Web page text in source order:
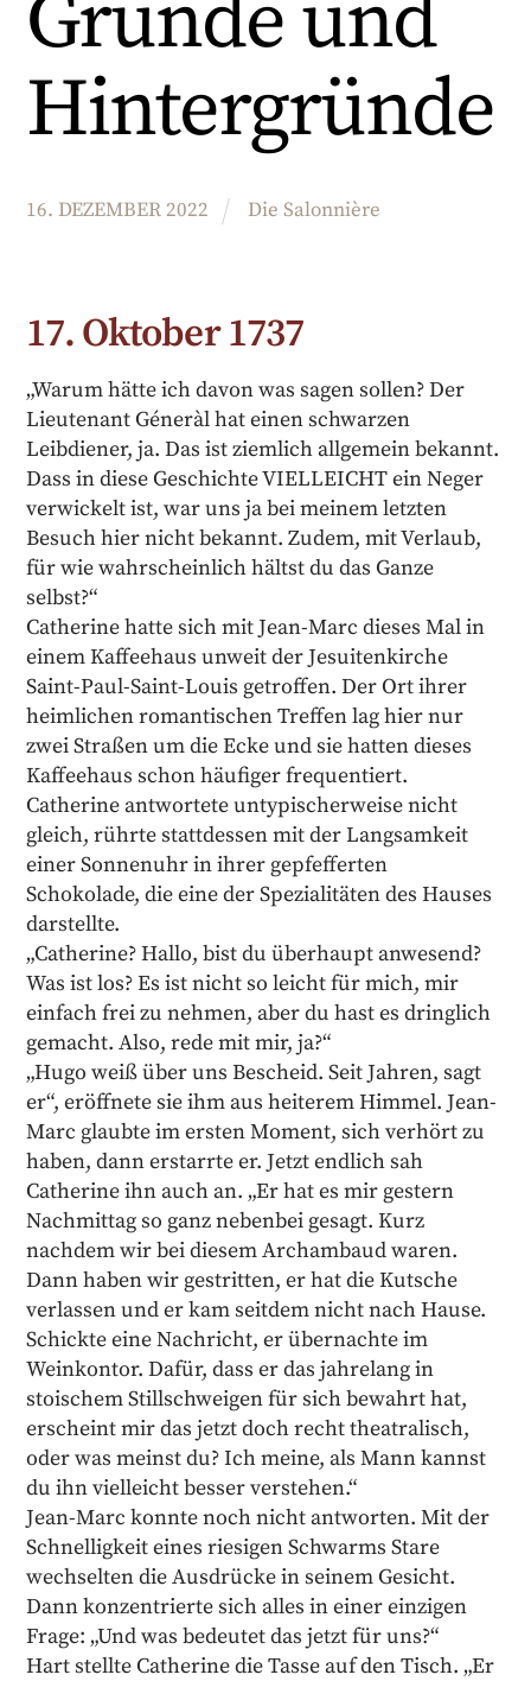
Gründe und
Hintergründe
16. DEZEMBER 2022 Die Salonnière
17. Oktober 1737
„Warum hätte ich davon was sagen sollen? Der
Lieutenant Géneràl hat einen schwarzen
Leibdiener, ja. Das ist ziemlich allgemein bekannt.
Dass in diese Geschichte VIELLEICHT ein Neger
verwickelt ist, war uns ja bei meinem letzten
Besuch hier nicht bekannt. Zudem, mit Verlaub,
für wie wahrscheinlich hältst du das Ganze
selbst?“
Catherine hatte sich mit Jean-Marc dieses Mal in
einem Kaffeehaus unweit der Jesuitenkirche
Saint-Paul-Saint-Louis getroffen. Der Ort ihrer
heimlichen romantischen Treffen lag hier nur
zwei Straßen um die Ecke und sie hatten dieses
Kaffeehaus schon häufiger frequentiert.
Catherine antwortete untypischerweise nicht
gleich, rührte stattdessen mit der Langsamkeit
einer Sonnenuhr in ihrer gepfefferten
Schokolade, die eine der Spezialitäten des Hauses
darstellte.
„Catherine? Hallo, bist du überhaupt anwesend?
Was ist los? Es ist nicht so leicht für mich, mir
einfach frei zu nehmen, aber du hast es dringlich
gemacht. Also, rede mit mir, ja?“
„Hugo weiß über uns Bescheid. Seit Jahren, sagt
er“, eröffnete sie ihm aus heiterem Himmel. Jean-
Marc glaubte im ersten Moment, sich verhört zu
haben, dann erstarrte er. Jetzt endlich sah
Catherine ihn auch an. „Er hat es mir gestern
Nachmittag so ganz nebenbei gesagt. Kurz
nachdem wir bei diesem Archambaud waren.
Dann haben wir gestritten, er hat die Kutsche
verlassen und er kam seitdem nicht nach Hause.
Schickte eine Nachricht, er übernachte im
Weinkontor. Dafür, dass er das jahrelang in
stoischem Stillschweigen für sich bewahrt hat,
erscheint mir das jetzt doch recht theatralisch,
oder was meinst du? Ich meine, als Mann kannst
du ihn vielleicht besser verstehen.“
Jean-Marc konnte noch nicht antworten. Mit der
Schnelligkeit eines riesigen Schwarms Stare
wechselten die Ausdrücke in seinem Gesicht.
Dann konzentrierte sich alles in einer einzigen
Frage: „Und was bedeutet das jetzt für uns?“
Hart stellte Catherine die Tasse auf den Tisch. „Er